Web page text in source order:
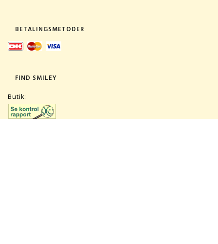
BETALINGSMETODER
FIND SMILEY
Butik: